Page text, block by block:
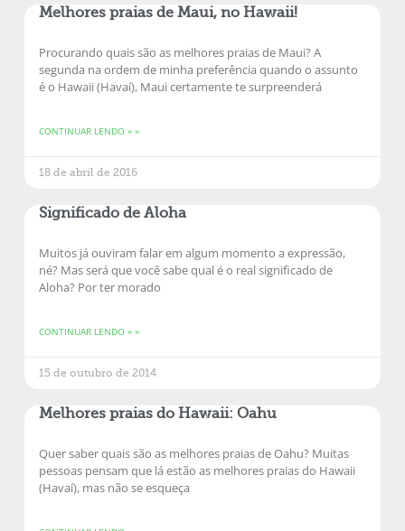
Melhores praias de Maui, no Hawaii!
Procurando quais são as melhores praias de Maui? A
segunda na ordem de minha preferência quando o assunto
é o Hawaii (Havaí), Maui certamente te surpreenderá
CONTINUAR LENDO » »
18 de abril de 2016
Significado de Aloha
Muitos já ouviram falar em algum momento a expressão,
né? Mas será que você sabe qual é o real significado de
Aloha? Por ter morado
CONTINUAR LENDO » »
15 de outubro de 2014
Melhores praias do Hawaii: Oahu
Quer saber quais são as melhores praias de Oahu? Muitas
pessoas pensam que lá estão as melhores praias do Hawaii
(Havaí), mas não se esqueça